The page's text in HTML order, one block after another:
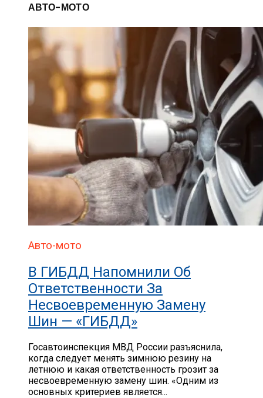
АВТО-МОТО
Авто-мото
В ГИБДД Напомнили Об
Ответственности За
Несвоевременную Замену
Шин — «ГИБДД»
Госавтоинспекция МВД России разъяснила,
когда следует менять зимнюю резину на
летнюю и какая ответственность грозит за
несвоевременную замену шин. «Одним из
основных критериев является...